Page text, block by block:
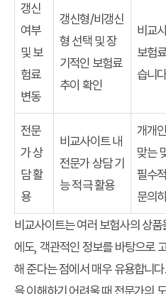
갱신
여부
및 보
험료
변동
갱신형/비갱신
형 선택 및 장
기적인 보험료
추이 확인
비교
보험
습니
전문
가 상
담 활
용
비교사이트 내
전문가 상담 기
능 적극 활용
개개
맞는
필수
문의
비교사이트는 여러 보험사의 상품
에도, 객관적인 정보를 바탕으로
해 준다는 점에서 매우 유용합니
을 이해하기 어려울 때 전문가의